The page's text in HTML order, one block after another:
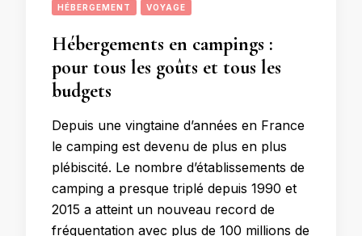
HÉBERGEMENT VOYAGE
Hébergements en campings :
pour tous les goûts et tous les
budgets
Depuis une vingtaine d’années en France
le camping est devenu de plus en plus
plébiscité. Le nombre d’établissements de
camping a presque triplé depuis 1990 et
2015 a atteint un nouveau record de
fréquentation avec plus de 100 millions de